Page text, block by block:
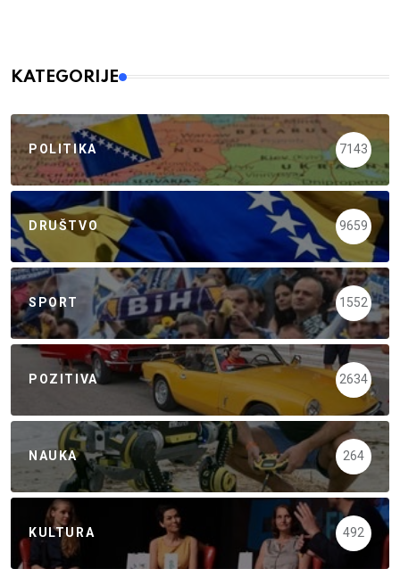
KATEGORIJE
POLITIKA 7143
DRUŠTVO 9659
SPORT 1552
POZITIVA 2634
NAUKA 264
KULTURA 492